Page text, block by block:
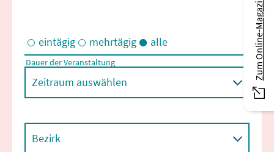
Eintägige und/oder mehrtägige Veranstaltungen
eintägig mehrtägig alle
Dauer der Veranstaltung
Zeitraum auswählen
Bezirk
Zum Online-Magazin